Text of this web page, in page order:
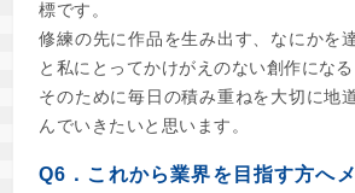
標です。
修練の先に作品を生み出す、なにかを
と私にとってかけがえのない創作になる
そのために毎日の積み重ねを大切に地
んでいきたいと思います。
Q6．これから業界を目指す方へ